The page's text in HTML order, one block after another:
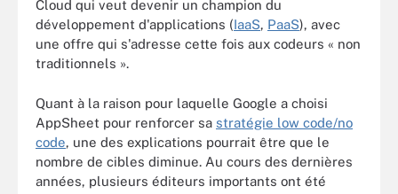
Cloud qui veut devenir un champion du
développement d'applications (IaaS, PaaS), avec
une offre qui s'adresse cette fois aux codeurs « non
traditionnels ».
Quant à la raison pour laquelle Google a choisi
AppSheet pour renforcer sa stratégie low code/no
code, une des explications pourrait être que le
nombre de cibles diminue. Au cours des dernières
années, plusieurs éditeurs importants ont été